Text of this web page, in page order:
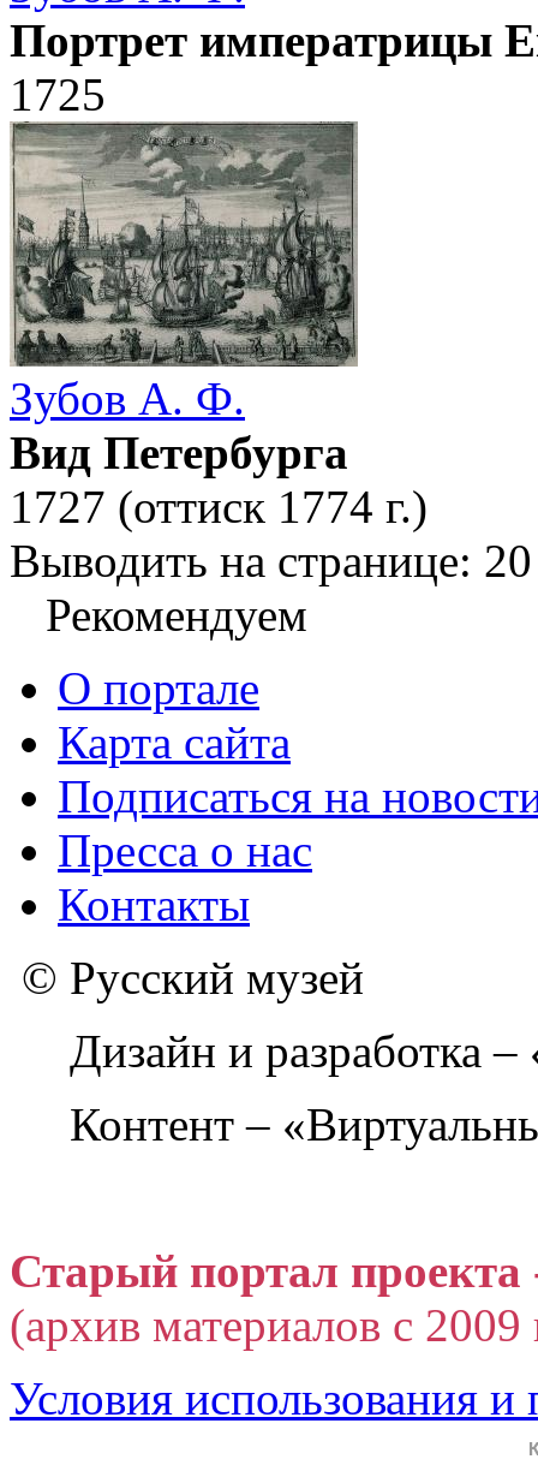
Портрет императрицы
1725
Зубов А. Ф.
Вид Петербурга
1727 (оттиск 1774 г.)
Выводить на странице: 20
Рекомендуем
О портале
Карта сайта
Подписаться на
Пресса о нас
Контакты
© Русский музей
Дизайн и разработка
Контент –
Старый портал
(архив материалов с
Условия использования